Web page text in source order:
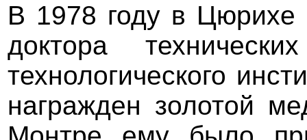
В 1978 году в Цюрихе
доктора
технологического
награжден золотой